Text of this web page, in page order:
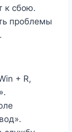
к сбою.
проблемы
+ R,